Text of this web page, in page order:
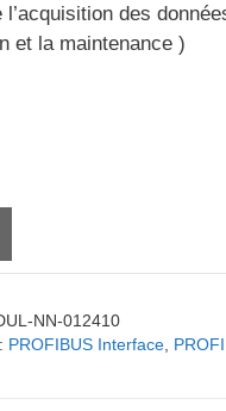
l’acquisition des
et la maintenance )
NN-012410
PROFIBUS Interface,